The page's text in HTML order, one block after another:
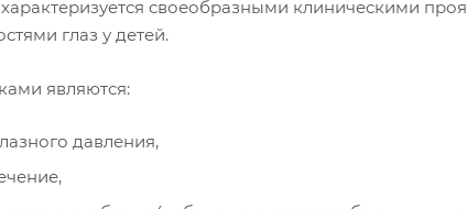
своеобразными клиническими
глаз у детей.
являются:
давления,